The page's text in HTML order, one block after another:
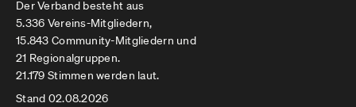
selbständige Eltern wird Neuland betreten, so
dass ein evtl. Urteil Leitfaden für ähnliche
Fallgestaltungen selbständiger Eltern sein
könnte.
Fristablauf für eine Klageerhebung ist schon am
Der Verband besteht aus
5.336 Vereins-Mitgliedern,
15.843 Community-Mitgliedern und
21 Regionalgruppen.
21.179 Stimmen werden laut.
Stand 02.08.2026